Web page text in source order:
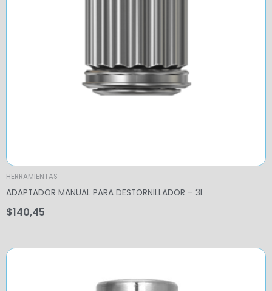
HERRAMIENTAS
ADAPTADOR MANUAL PARA DESTORNILLADOR – 3I
$140,45